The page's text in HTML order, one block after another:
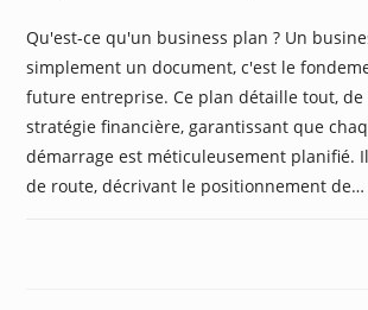
Qu'est-ce qu'un business plan ? Un
simplement un document, c'est le
future entreprise. Ce plan détaille tout, de
stratégie financière, garantissant que
démarrage est méticuleusement planifié.
de route, décrivant le positionnement de…